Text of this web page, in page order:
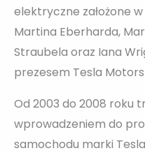
elektryczne założone
Martina Eberharda,
Straubela oraz Iana
prezesem Tesla Motors
Od 2003 do 2008 roku
wprowadzeniem do
samochodu marki